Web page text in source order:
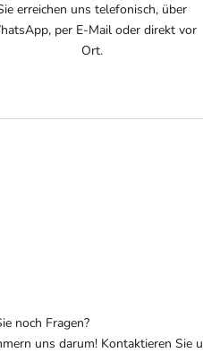
erreichen uns telefonisch, über
per E-Mail oder direkt vor
Ort.
noch Fragen?
uns darum! Kontaktieren Sie